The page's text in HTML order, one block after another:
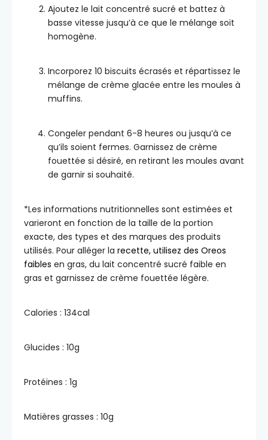
Ajoutez le lait concentré sucré et battez à
basse vitesse jusqu’à ce que le mélange soit
homogène.
Incorporez 10 biscuits écrasés et répartissez le
mélange de crème glacée entre les moules à
muffins.
Congeler pendant 6-8 heures ou jusqu’à ce
qu’ils soient fermes. Garnissez de crème
fouettée si désiré, en retirant les moules avant
de garnir si souhaité.
*Les informations nutritionnelles sont estimées et
varieront en fonction de la taille de la portion
exacte, des types et des marques des produits
utilisés. Pour alléger la recette, utilisez des Oreos
faibles en gras, du lait concentré sucré faible en
gras et garnissez de crème fouettée légère.
Calories : 134cal
Glucides : 10g
Protéines : 1g
Matières grasses : 10g